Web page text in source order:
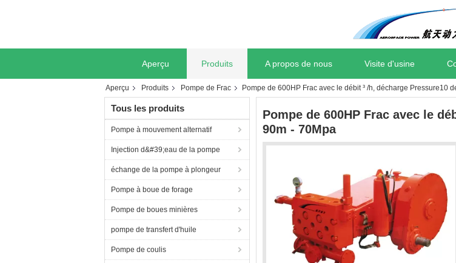
Aperçu Produits A propos de nous Visite d'usine
Aperçu Produits Pompe de Frac Pompe de 600HP Frac avec le débit ³ /h, décharge Pressure10
Tous les produits
Pompe à mouvement alternatif
Injection d&#39;eau de la pompe
échange de la pompe à plongeur
Pompe à boue de forage
Pompe de boues minières
pompe de transfert d'huile
Pompe de coulis
Pompe de 600HP Frac avec le
90m - 70Mpa